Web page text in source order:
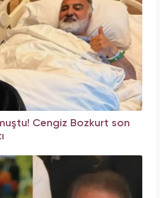
Cengiz Bozkurt son